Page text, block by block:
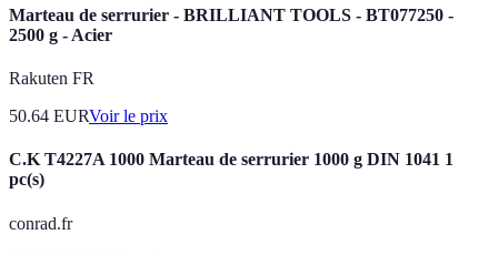
Marteau de serrurier - BRILLIANT TOOLS - BT077250 -
2500 g - Acier
Rakuten FR
50.64 EURVoir le prix
C.K T4227A 1000 Marteau de serrurier 1000 g DIN 1041 1
pc(s)
conrad.fr